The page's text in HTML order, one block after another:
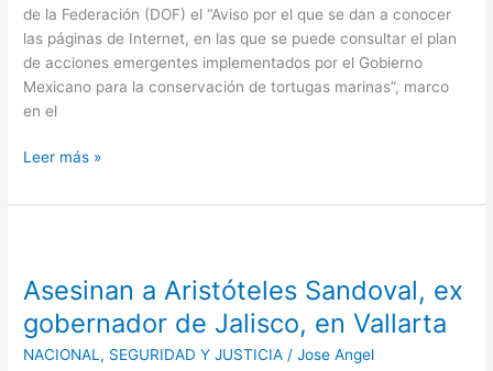
de la Federación (DOF) el “Aviso por el que se dan a conocer
las páginas de Internet, en las que se puede consultar el plan
de acciones emergentes implementados por el Gobierno
Mexicano para la conservación de tortugas marinas”, marco
en el
la
certificación
camaronera
Leer más »
Asesinan a Aristóteles Sandoval, ex
gobernador de Jalisco, en Vallarta
NACIONAL, SEGURIDAD Y JUSTICIA /Jose Angel
Aristóteles
Sandoval,
ex
gobernador